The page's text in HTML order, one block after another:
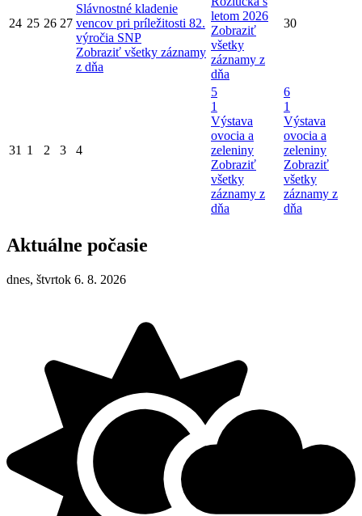
24 25 26 27
Slávnostné kladenie
vencov pri príležitosti 82.
výročia SNP
Zobraziť všetky záznamy
z dňa
letom 2026
Zobraziť
všetky
záznamy z
dňa
30
31 1 2 3 4
5
1
Výstava
ovocia a
zeleniny
Zobraziť
všetky
záznamy z
dňa
6
1
Výstava
ovocia a
zeleniny
Zobraziť
všetky
záznamy z
dňa
Aktuálne počasie
dnes, štvrtok 6. 8. 2026